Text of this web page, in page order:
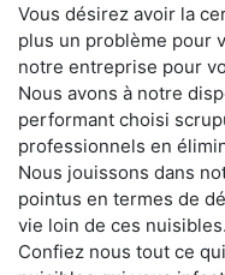
Vous désirez avoir la
plus un problème pour
notre entreprise pour
Nous avons à notre
performant choisi
professionnels en
Nous jouissons dans
pointus en termes de
vie loin de ces nuisibles.
Confiez nous tout ce